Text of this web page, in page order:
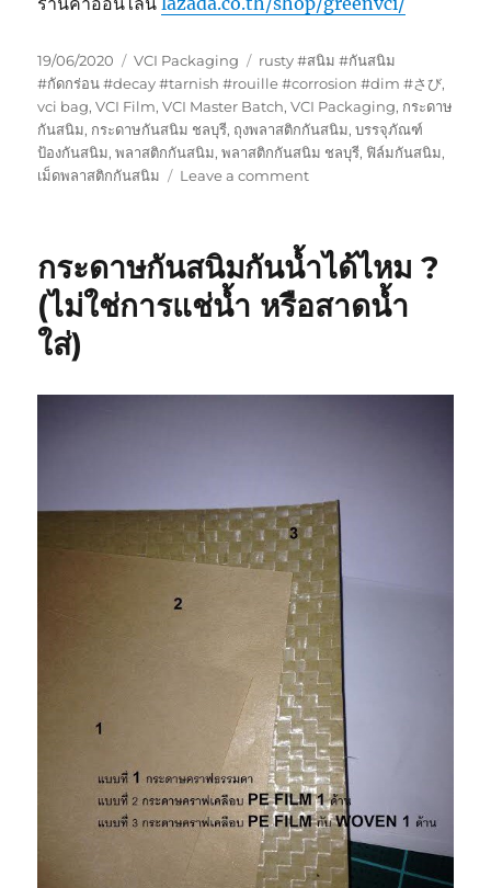
Posted
on
19/06/2020 Categories
VCI Packaging Tags
rusty #สนิม #กันสนิม
#กัดกร่อน #decay #tarnish #rouille #corrosion #dim #さび,
vci bag,VCI Film,VCI Master Batch,VCI Packaging, กระดาษ
กันสนิม, กระดาษกันสนิม ชลบุรี, ถุงพลาสติกกันสนิม,บรรจุภัณฑ์
ป้องกันสนิม,พลาสติกกันสนิม,พลาสติกกันสนิม ชลบุรี, ฟิล์มกันสนิม,
เม็ดพลาสติกกันสนิม
Leave a commenton
สนิม
แต่ละ
กระดาษกันสนิมกันน้ำได้ไหม ?
(ไม่ใช่การแช่น้ำ หรือสาดน้ำ
ใส่)